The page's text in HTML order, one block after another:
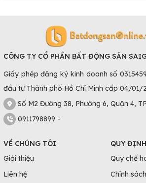
CÔNG TY CỔ PHẦN BẤT ĐỘNG SẢN
Giấy phép đăng ký kinh doanh số
đầu tư Thành phố Hồ Chí Minh cấp 04/01/
Số M2 Đường 38, Phường 6, Quận 4,
0911798899 -
VỀ CHÚNG TÔI
Giới thiệu
Liên hệ
QUY ĐỊNH
Quy chế
Chính